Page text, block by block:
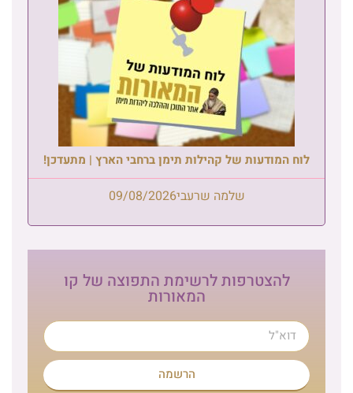
לוח המודעות של קהילות תימן ברחבי הארץ | מתעדכן!
שלמה שרעבי09/08/2026
להצטרפות לרשימת התפוצה של קו
המאורות
הרשמה